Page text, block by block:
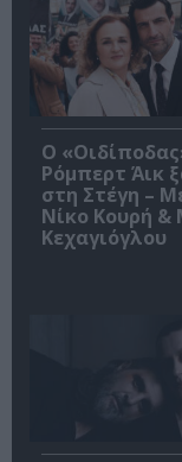
O
Ρόμπερτ Άικ
στη Στέγη –
Νίκο Κουρή &
Κεχαγιόγλου